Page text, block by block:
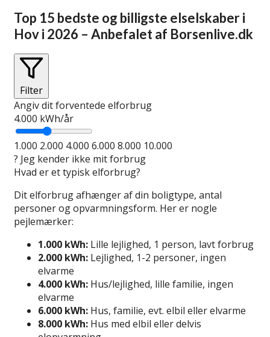
Top 15 bedste og billigste elselskaber i
Hov i 2026 – Anbefalet af Borsenlive.dk
Filter
Angiv dit forventede elforbrug
4.000 kWh/år
1.000 2.000 4.000 6.000 8.000 10.000
? Jeg kender ikke mit forbrug
Hvad er et typisk elforbrug?
Dit elforbrug afhænger af din boligtype, antal
personer og opvarmningsform. Her er nogle
pejlemærker:
1.000 kWh: Lille lejlighed, 1 person, lavt forbrug
2.000 kWh: Lejlighed, 1-2 personer, ingen
elvarme
4.000 kWh: Hus/lejlighed, lille familie, ingen
elvarme
6.000 kWh: Hus, familie, evt. elbil eller elvarme
8.000 kWh: Hus med elbil eller delvis